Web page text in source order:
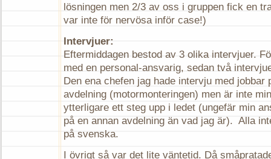
lösningen men 2/3 av oss i gruppen fick en
var inte för nervösa inför case!)
Intervjuer:
Eftermiddagen bestod av 3 olika intervjuer.
med en personal-ansvarig, sedan två
Den ena chefen jag hade intervju med jobbar
avdelning (motormonteringen) men är inte
ytterligare ett steg upp i ledet (ungefär min
på en annan avdelning än vad jag är). Alla
på svenska.
I övrigt så var det lite väntetid. Då